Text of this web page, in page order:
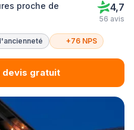
proche de
4,7
56 avis
+76 NPS
devis gratuit